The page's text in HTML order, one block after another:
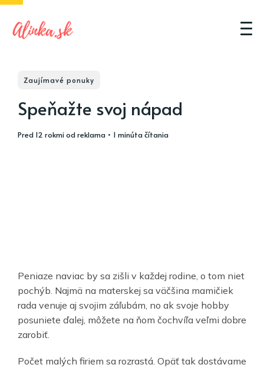
Zaujímavé ponuky
Speňažte svoj nápad
pred 12 rokmiodreklama • 1 minúta čítania
Peniaze naviac by sa zišli v každej rodine, o tom niet
pochýb. Najmä na materskej sa väčšina mamičiek
rada venuje aj svojim záľubám, no ak svoje hobby
posuniete ďalej, môžete na ňom čochvíľa veľmi dobre
zarobiť.
Počet malých firiem sa rozrastá. Opäť tak dostávame